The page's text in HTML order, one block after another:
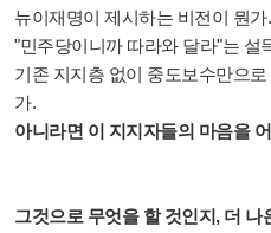
뉴이재명이 제시하는 비전이 뭔가.
"민주당이니까 따라와 달라"는 설
기존 지지층 없이 중도보수만으
가.
아니라면 이 지지자들의 마음을
그것으로 무엇을 할 것인지, 더